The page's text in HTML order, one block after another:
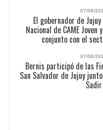
07/08/
El gobernador de
Nacional de CAME
conjunto con el
07/08/
Bernis participó de las
San Salvador de Jujuy
Sadir